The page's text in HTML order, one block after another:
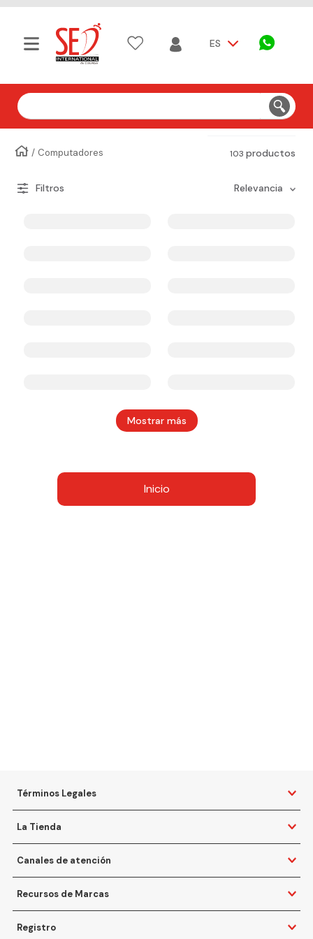
ES
Buscar
Computadores 103productos
relevancia
Mostrar más
Inicio
Términos Legales
La Tienda
Canales de atención
Recursos de Marcas
Registro